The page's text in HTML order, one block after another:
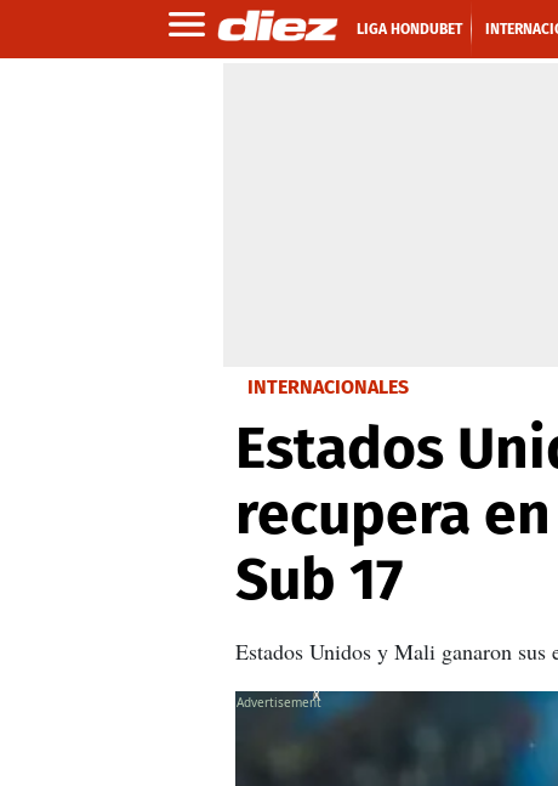
LIGA HONDUBET
INTERNACIONALES
Estados
recupera
Sub 17
Estados Unidos y Mali ganaron sus
X